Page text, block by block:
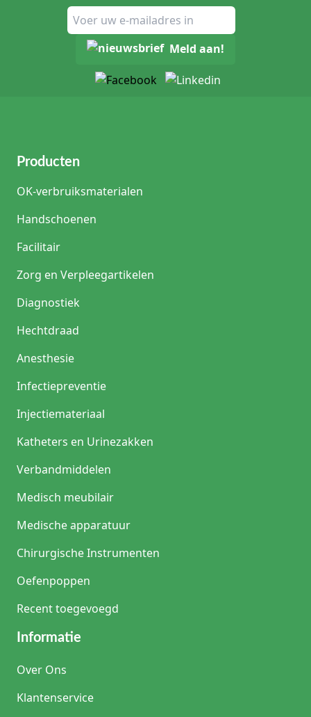
Meld aan!
Producten
OK-verbruiksmaterialen
Handschoenen
Facilitair
Zorg en Verpleegartikelen
Diagnostiek
Hechtdraad
Anesthesie
Infectiepreventie
Injectiemateriaal
Katheters en Urinezakken
Verbandmiddelen
Medisch meubilair
Medische apparatuur
Chirurgische Instrumenten
Oefenpoppen
Recent toegevoegd
Informatie
Over Ons
Klantenservice